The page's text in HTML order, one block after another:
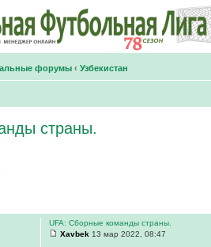
форумы ‹ Узбекистан
страны.
UFA: Сборные команды страны.
Xavbek 13 мар 2022, 08:47